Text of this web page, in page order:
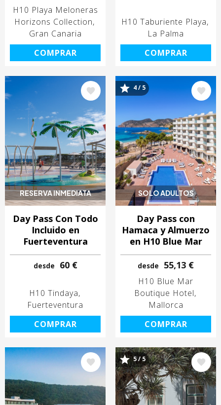
H10 Playa Meloneras
Horizons Collection
Gran Canaria
COMPRAR
H10 Taburiente Playa
La Palma
COMPRAR
RESERVA INMEDIATA
Image
Day Pass Con Todo
Incluido en
Fuerteventura
desde 60 €
H10 Tindaya
Fuerteventura
COMPRAR
SOLO ADULTOS
Image
4 / 5
Day Pass con
Hamaca y Almuerzo
en H10 Blue Mar
desde 55,13 €
H10 Blue Mar
Boutique Hotel
Mallorca
COMPRAR
Image Image
5 / 5